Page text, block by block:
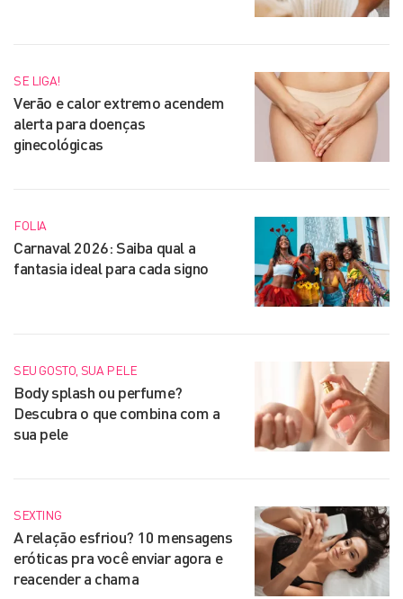
SE LIGA!
Verão e calor extremo acendem
alerta para doenças
ginecológicas
FOLIA
Carnaval 2026: Saiba qual a
fantasia ideal para cada signo
SEU GOSTO, SUA PELE
Body splash ou perfume?
Descubra o que combina com a
sua pele
SEXTING
A relação esfriou? 10 mensagens
eróticas pra você enviar agora e
reacender a chama